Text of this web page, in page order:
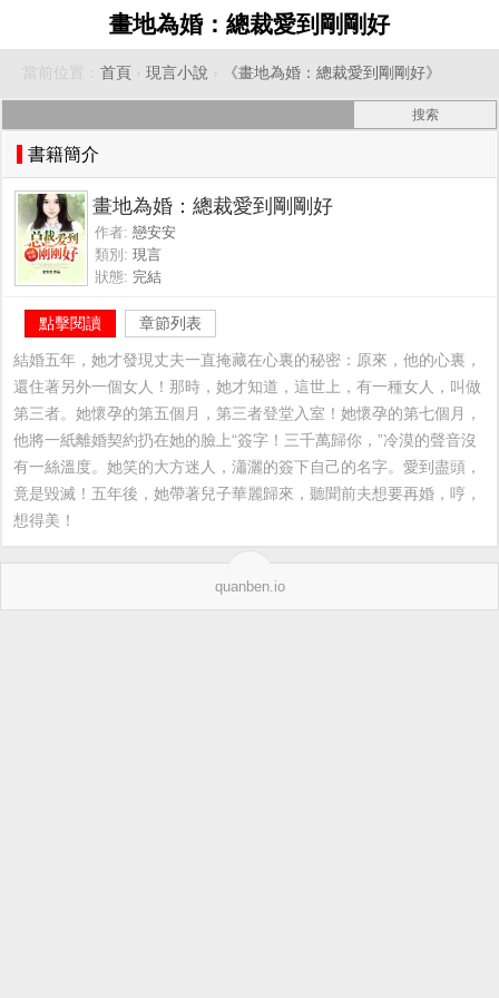
畫地為婚：總裁愛到剛剛好
當前位置： 首頁 › 現言小說 › 《畫地為婚：總裁愛到剛剛好》
書籍簡介
畫地為婚：總裁愛到剛剛好
作者: 戀安安
類別: 現言
狀態: 完結
點擊閱讀 章節列表
結婚五年，她才發現丈夫一直掩藏在心裏的秘密：原來，他的心裏，
還住著另外一個女人！那時，她才知道，這世上，有一種女人，叫做
第三者。她懷孕的第五個月，第三者登堂入室！她懷孕的第七個月，
他將一紙離婚契約扔在她的臉上“簽字！三千萬歸你，”冷漠的聲音沒
有一絲溫度。她笑的大方迷人，瀟灑的簽下自己的名字。愛到盡頭，
竟是毀滅！五年後，她帶著兒子華麗歸來，聽聞前夫想要再婚，哼，
想得美！
quanben.io